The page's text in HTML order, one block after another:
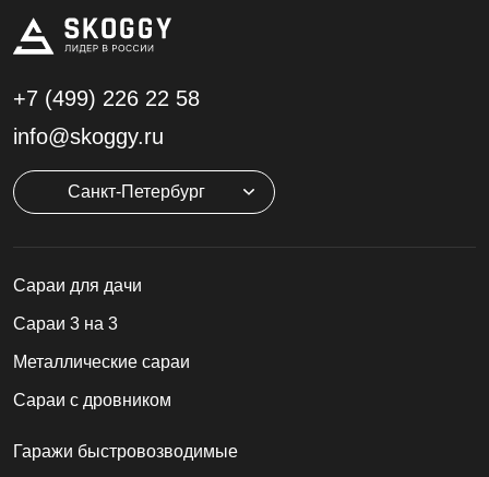
+7 (499) 226 22 58
info@skoggy.ru
Санкт-Петербург
Cараи для дачи
Сараи 3 на 3
Металлические сараи
Сараи с дровником
Гаражи быстровозводимые